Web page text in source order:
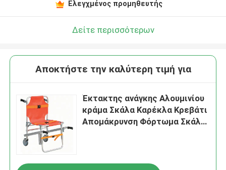
Ελεγχμένος προμηθευτής
Δείτε περισσότερων
Αποκτήστε την καλύτερη τιμή για
Έκτακτης ανάγκης Αλουμινίου
κράμα Σκάλα Καρέκλα Κρεβάτι
Απομάκρυνση Φόρτωμα Σκάλα